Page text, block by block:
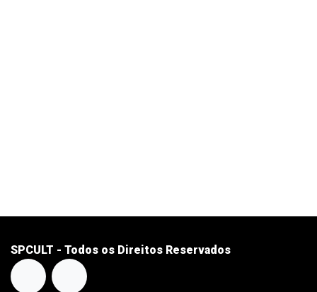
SPCULT - Todos os Direitos Reservados